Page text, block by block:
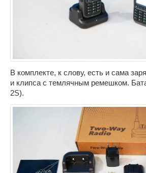
В комплекте, к слову, есть и сама
и клипса с темлячным ремешком.
2S).